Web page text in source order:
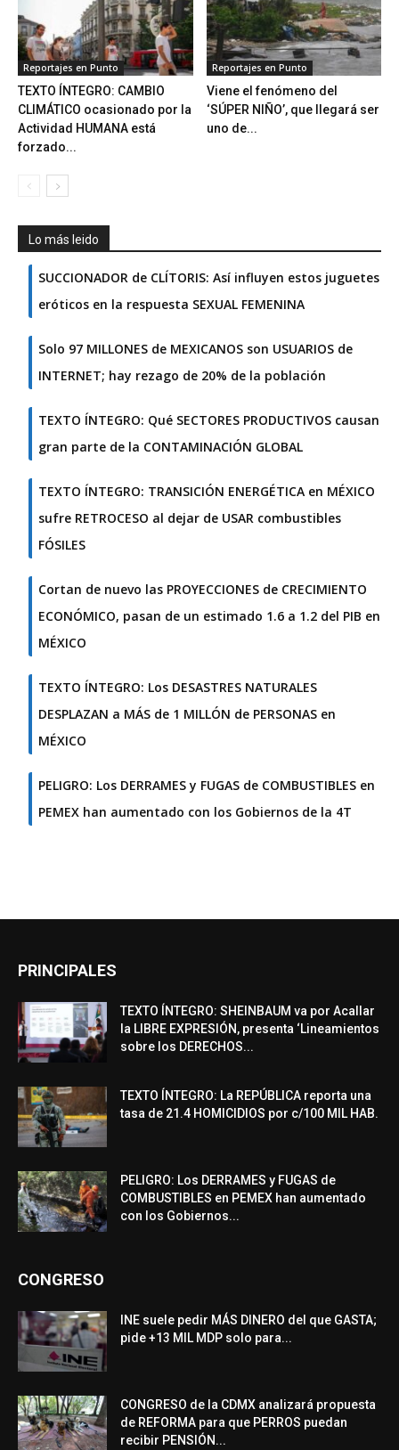
Reportajes en Punto
TEXTO ÍNTEGRO: CAMBIO
CLIMÁTICO ocasionado por la
Actividad HUMANA está
forzado...
Reportajes en Punto
Viene el fenómeno del
‘SÚPER NIÑO’, que llegará ser
uno de...
Lo más leido
SUCCIONADOR de CLÍTORIS: Así influyen estos juguetes
eróticos en la respuesta SEXUAL FEMENINA
Solo 97 MILLONES de MEXICANOS son USUARIOS de
INTERNET; hay rezago de 20% de la población
TEXTO ÍNTEGRO: Qué SECTORES PRODUCTIVOS causan
gran parte de la CONTAMINACIÓN GLOBAL
TEXTO ÍNTEGRO: TRANSICIÓN ENERGÉTICA en MÉXICO
sufre RETROCESO al dejar de USAR combustibles
FÓSILES
Cortan de nuevo las PROYECCIONES de CRECIMIENTO
ECONÓMICO, pasan de un estimado 1.6 a 1.2 del PIB en
MÉXICO
TEXTO ÍNTEGRO: Los DESASTRES NATURALES
DESPLAZAN a MÁS de 1 MILLÓN de PERSONAS en
MÉXICO
PELIGRO: Los DERRAMES y FUGAS de COMBUSTIBLES en
PEMEX han aumentado con los Gobiernos de la 4T
PRINCIPALES
TEXTO ÍNTEGRO: SHEINBAUM va por Acallar
la LIBRE EXPRESIÓN, presenta ‘Lineamientos
sobre los DERECHOS...
TEXTO ÍNTEGRO: La REPÚBLICA reporta una
tasa de 21.4 HOMICIDIOS por c/100 MIL HAB.
PELIGRO: Los DERRAMES y FUGAS de
COMBUSTIBLES en PEMEX han aumentado
con los Gobiernos...
CONGRESO
INE suele pedir MÁS DINERO del que GASTA;
pide +13 MIL MDP solo para...
CONGRESO de la CDMX analizará propuesta
de REFORMA para que PERROS puedan
recibir PENSIÓN...